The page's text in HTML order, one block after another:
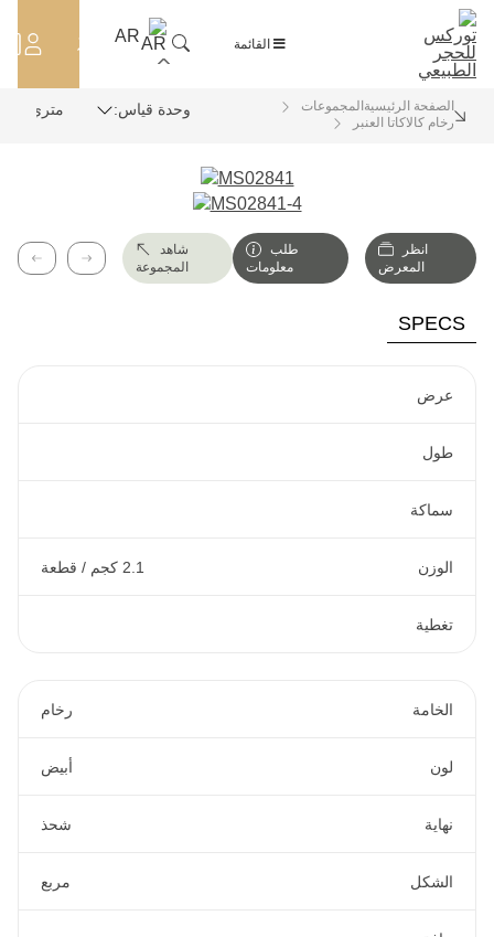
القائمة AR
OUTLET
الصفحة الرئيسية المجموعات
رخام كالاكاتا العنبر
وحدة قياس:
السابق لتالي
المجموعة
معلومات
المعرض
SPECS
عرض
طول
سماكة
الوزن 2.1 كجم / قطعة
تغطية
الخامة رخام
لون أبيض
نهاية شحذ
الشكل مربع